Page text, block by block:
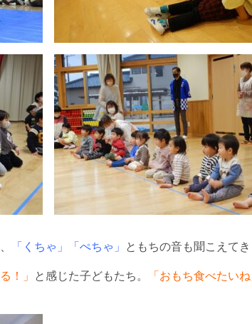
「くちゃ」「ぺちゃ」 ともちの音も聞こえてき
！」 と感じた子どもたち。 「おもち食べたい